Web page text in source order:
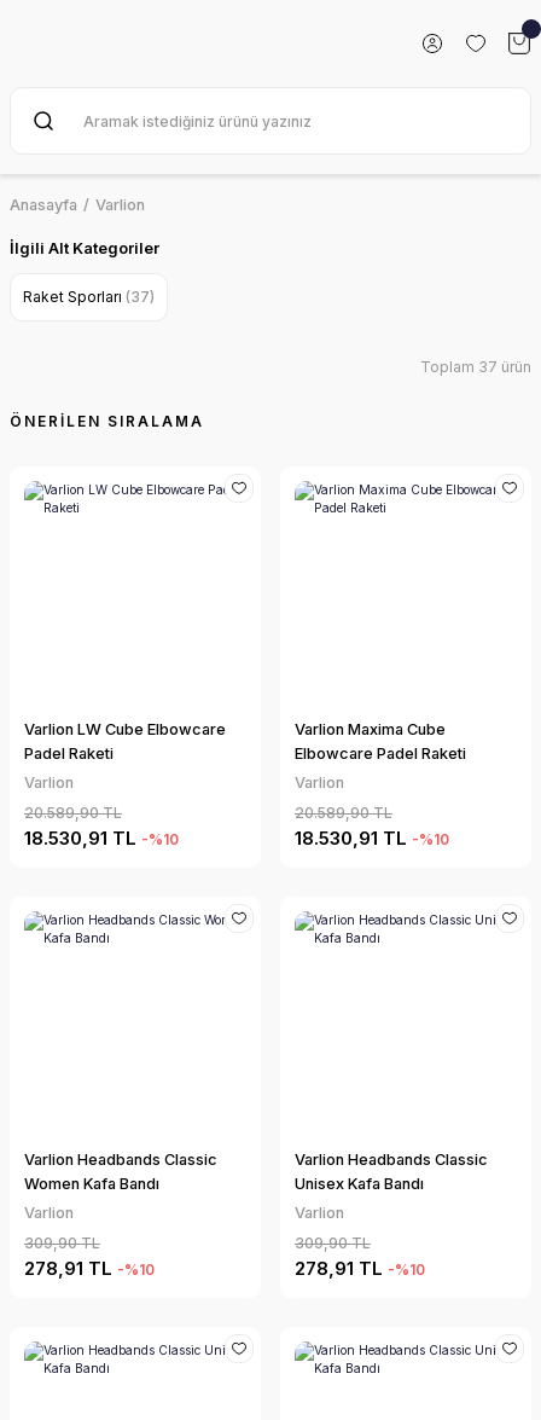
Anasayfa Varlion
İlgili Alt Kategoriler
Raket Sporları (37)
Toplam 37 ürün
Varlion LW Cube Elbowcare
Padel Raketi
Varlion
20.589,90 TL
18.530,91 TL -%10
Varlion Maxima Cube
Elbowcare Padel Raketi
Varlion
20.589,90 TL
18.530,91 TL -%10
Varlion Headbands Classic
Women Kafa Bandı
Varlion
309,90 TL
278,91 TL -%10
Varlion Headbands Classic
Unisex Kafa Bandı
Varlion
309,90 TL
278,91 TL -%10